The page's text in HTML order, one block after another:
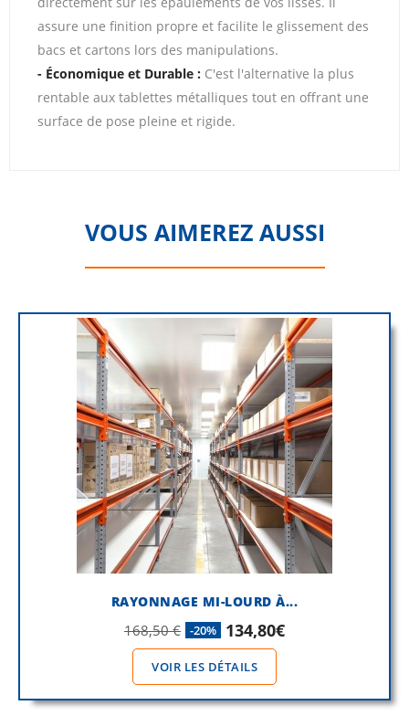
assure une finition propre et facilite le glissement des
bacs et cartons lors des manipulations.
- Économique et Durable : C'est l'alternative la plus
rentable aux tablettes métalliques tout en offrant une
surface de pose pleine et rigide.
VOUS AIMEREZ AUSSI
RAYONNAGE MI-LOURD À...
168,50 € -20% 134,80€
VOIR LES DÉTAILS